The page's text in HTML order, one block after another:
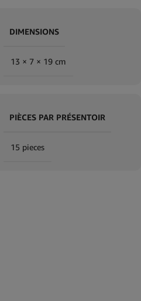
DIMENSIONS
13 × 7 × 19 cm
PIÈCES PAR PRÉSENTOIR
15 pieces